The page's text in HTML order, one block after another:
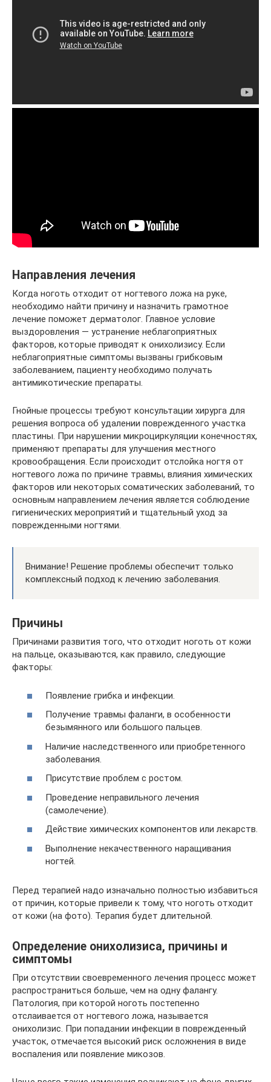
Направления лечения
Когда ноготь отходит от ногтевого ложа на руке,
необходимо найти причину и назначить грамотное
лечение поможет дерматолог. Главное условие
выздоровления — устранение неблагоприятных
факторов, которые приводят к онихолизису. Если
неблагоприятные симптомы вызваны грибковым
заболеванием, пациенту необходимо получать
антимикотические препараты.
Гнойные процессы требуют консультации хирурга для
решения вопроса об удалении поврежденного участка
пластины. При нарушении микроциркуляции конечностях,
применяют препараты для улучшения местного
кровообращения. Если происходит отслойка ногтя от
ногтевого ложа по причине травмы, влияния химических
факторов или некоторых соматических заболеваний, то
основным направлением лечения является соблюдение
гигиенических мероприятий и тщательный уход за
поврежденными ногтями.
Внимание! Решение проблемы обеспечит только
комплексный подход к лечению заболевания.
Причины
Причинами развития того, что отходит ноготь от кожи
на пальце, оказываются, как правило, следующие
факторы:
Появление грибка и инфекции.
Получение травмы фаланги, в особенности
безымянного или большого пальцев.
Наличие наследственного или приобретенного
заболевания.
Присутствие проблем с ростом.
Проведение неправильного лечения
(самолечение).
Действие химических компонентов или лекарств.
Выполнение некачественного наращивания
ногтей.
Перед терапией надо изначально полностью избавиться
от причин, которые привели к тому, что ноготь отходит
от кожи (на фото). Терапия будет длительной.
Определение онихолизиса, причины и
симптомы
При отсутствии своевременного лечения процесс может
распространиться больше, чем на одну фалангу.
Патология, при которой ноготь постепенно
отслаивается от ногтевого ложа, называется
онихолизис. При попадании инфекции в поврежденный
участок, отмечается высокий риск осложнения в виде
воспаления или появление микозов.